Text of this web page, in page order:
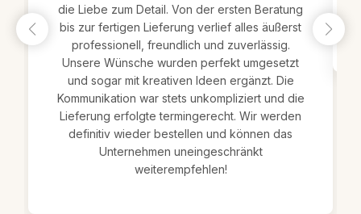
die Liebe zum Detail. Von der ersten Beratung
bis zur fertigen Lieferung verlief alles äußerst
professionell, freundlich und zuverlässig.
Unsere Wünsche wurden perfekt umgesetzt
und sogar mit kreativen Ideen ergänzt. Die
Kommunikation war stets unkompliziert und die
Lieferung erfolgte termingerecht. Wir werden
definitiv wieder bestellen und können das
Unternehmen uneingeschränkt
weiterempfehlen!